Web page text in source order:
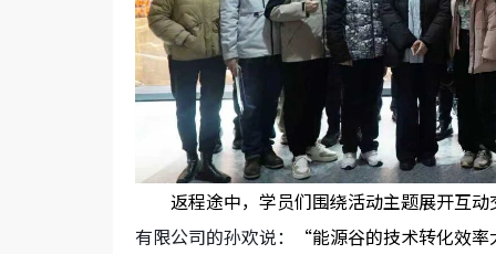
返程途中，学员们围绕活动主题展开互
有限公司的孙欢说：
“能源谷的技术转化效